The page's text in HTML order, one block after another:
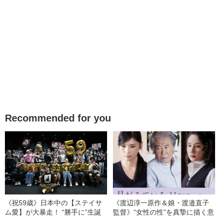
Recommended for you
《祝59歳》日本中の【ステイサ
ム愛】が大暴走！ “勝手に”生誕
《渡辺淳一原作＆娘・渡邉直子
監督》“女性の性”を真摯に描く意